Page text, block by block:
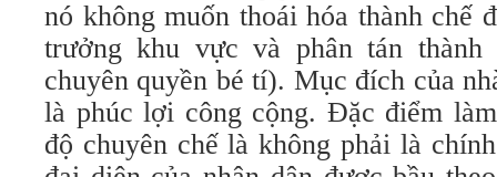
nó không muốn thoái hóa thành chế
trưởng khu vực và phân tán
chuyên quyền bé tí). Mục đích của
là phúc lợi công cộng. Đặc điểm
độ chuyên chế là không phải là